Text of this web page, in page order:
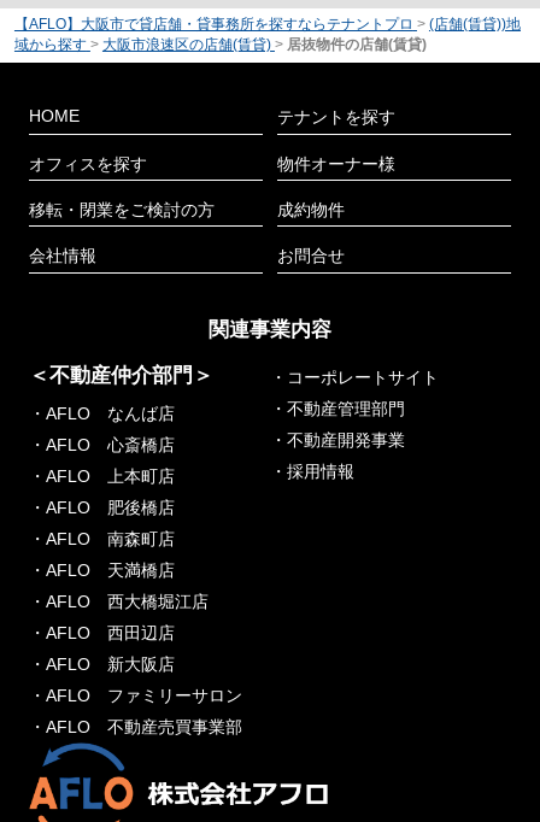
【AFLO】大阪市で貸店舗・貸事務所を探すならテナントプロ > (店舗(賃貸))地
域から探す > 大阪市浪速区の店舗(賃貸) > 居抜物件の店舗(賃貸)
HOME
オフィスを探す
移転・閉業をご検討の方
会社情報
テナントを探す
物件オーナー様
成約物件
お問合せ
関連事業内容
＜不動産仲介部門＞
・AFLO なんば店
・AFLO 心斎橋店
・AFLO 上本町店
・AFLO 肥後橋店
・AFLO 南森町店
・AFLO 天満橋店
・AFLO 西大橋堀江店
・AFLO 西田辺店
・AFLO 新大阪店
・AFLO ファミリーサロン
・AFLO 不動産売買事業部
・コーポレートサイト
・不動産管理部門
・不動産開発事業
・採用情報